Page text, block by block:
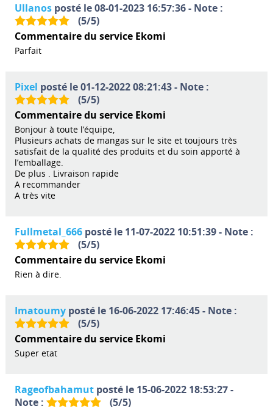
Ullanosposté le 08-01-2023 16:57:36 - Note :
(5/5)
Commentaire du service Ekomi
Parfait
Pixel posté le 01-12-2022 08:21:43 - Note :
(5/5)
Commentaire du service Ekomi
Bonjour à toute l’équipe,
Plusieurs achats de mangas sur le site et toujours très
satisfait de la qualité des produits et du soin apporté à
l’emballage.
De plus . Livraison rapide
A recommander
A très vite
Fullmetal_666posté le 11-07-2022 10:51:39 - Note :
(5/5)
Commentaire du service Ekomi
Rien à dire.
Imatoumyposté le 16-06-2022 17:46:45 - Note :
(5/5)
Commentaire du service Ekomi
Super etat
Rageofbahamutposté le 15-06-2022 18:53:27 -
Note :
(5/5)